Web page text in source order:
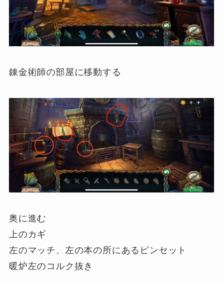
錬金術師の部屋に移動する
奥に進む
上のカギ
左のマッチ、左の本の所にあるピンセット
暖炉左のコルク抜き